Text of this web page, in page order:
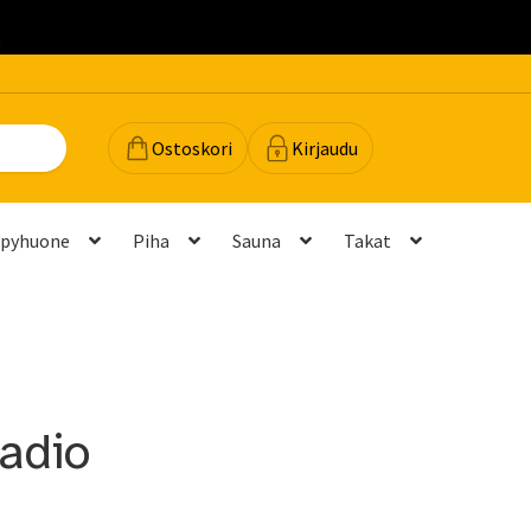
Ostoskori Kirjaudu
Piha Sauna
Takat
ja mittatilausratkaisut